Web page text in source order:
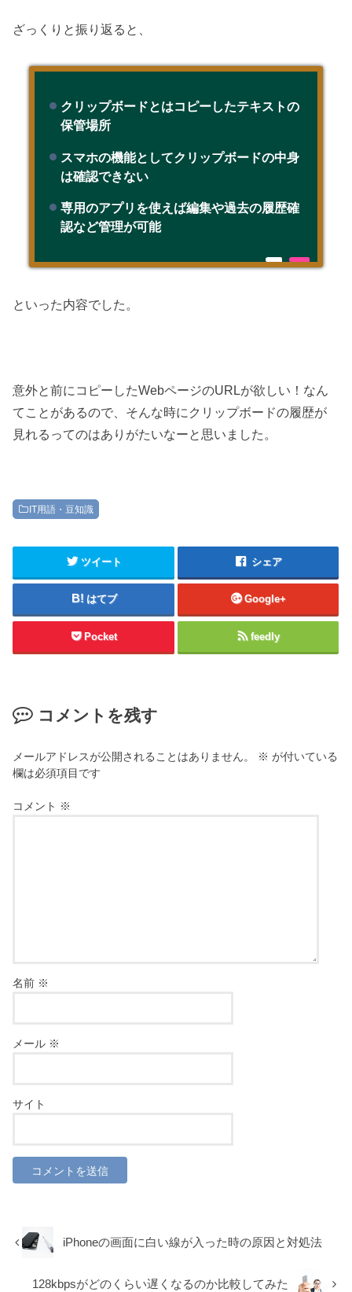
ざっくりと振り返ると、
クリップボードとはコピーしたテキストの
保管場所
スマホの機能としてクリップボードの中身
は確認できない
専用のアプリを使えば編集や過去の履歴確
認など管理が可能
といった内容でした。
意外と前にコピーしたWebページのURLが欲しい！なん
てことがあるので、そんな時にクリップボードの履歴が
見れるってのはありがたいなーと思いました。
IT用語・豆知識
ツイート シェア
はてブ Google+
Pocket feedly
コメントを残す
メールアドレスが公開されることはありません。 ※ が付いている
欄は必須項目です
コメント ※
名前 ※
メール ※
サイト
iPhoneの画面に白い線が入った時の原因と対処法
128kbpsがどのくらい遅くなるのか比較してみた